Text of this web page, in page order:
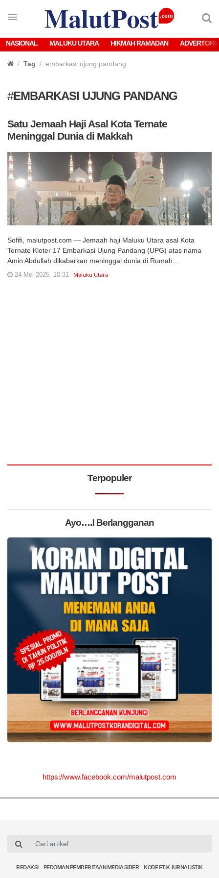
NASIONAL MALUKU UTARA HIKMAH RAMADAN
Tag embarkasi ujung pandang
#EMBARKASI UJUNG PANDANG
Satu Jemaah Haji Asal Kota Ternate
Meninggal Dunia di Makkah
Sofifi, malutpost.com — Jemaah haji Maluku Utara asal Kota
Ternate Kloter 17 Embarkasi Ujung Pandang (UPG) atas nama
Amin Abdullah dikabarkan meninggal dunia di Rumah…
24 Mei 2025, 10:31 Maluku Utara
Terpopuler
Ayo….! Berlangganan
https://www.facebook.com/malutpost.com
REDAKSI PEDOMAN PEMBERITAAN MEDIA SIBER KODE ETIK JURNALISTIK